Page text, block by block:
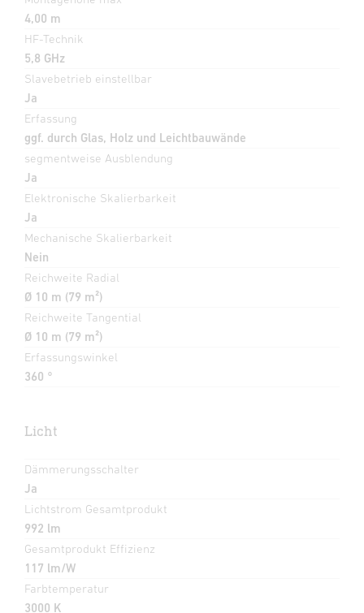
4,00 m
HF-Technik
5,8 GHz
Slavebetrieb einstellbar
Ja
Erfassung
ggf. durch Glas, Holz und Leichtbauwände
segmentweise Ausblendung
Ja
Elektronische Skalierbarkeit
Ja
Mechanische Skalierbarkeit
Nein
Reichweite Radial
Ø 10 m (79 m²)
Reichweite Tangential
Ø 10 m (79 m²)
Erfassungswinkel
360 °
Licht
Dämmerungsschalter
Ja
Lichtstrom Gesamtprodukt
992 lm
Gesamtprodukt Effizienz
117 lm/W
Farbtemperatur
3000 K